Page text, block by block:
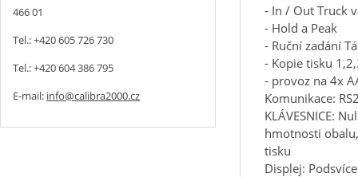
- In / Out Truck
- Hold a Peak
- Ruční zadání
- Kopie tisku
- provoz na 4x
Komunikace:
KLÁVESNICE:
hmotnosti
tisku
Displej:
466 01
Tel.: +420 605 726 730
Tel.: +420 604 386 795
E-mail: info@calibra2000.cz